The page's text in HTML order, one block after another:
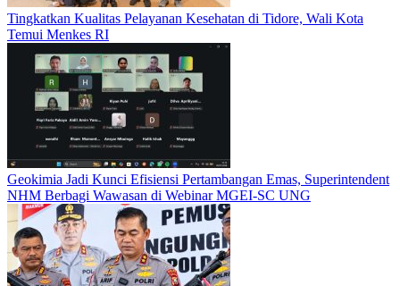
Tingkatkan Kualitas Pelayanan Kesehatan di Tidore, Wali Kota
Temui Menkes RI
Geokimia Jadi Kunci Efisiensi Pertambangan Emas, Superintendent
NHM Berbagi Wawasan di Webinar MGEI-SC UNG